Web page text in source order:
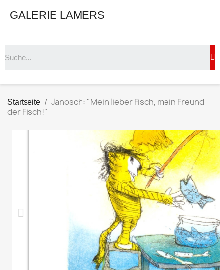
GALERIE LAMERS
Startseite
Janosch: "Mein lieber Fisch, mein Freund
der Fisch!"